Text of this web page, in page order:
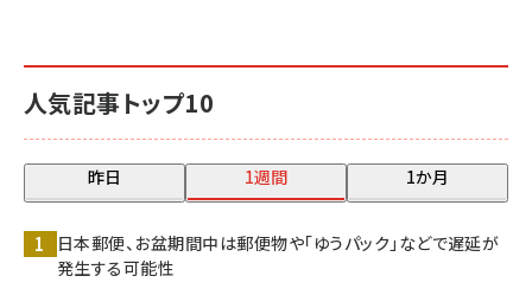
人気記事トップ10
昨日 1週間 1か月
日本郵便、お盆期間中は郵便物や「ゆうパック」などで遅延が
発生する可能性